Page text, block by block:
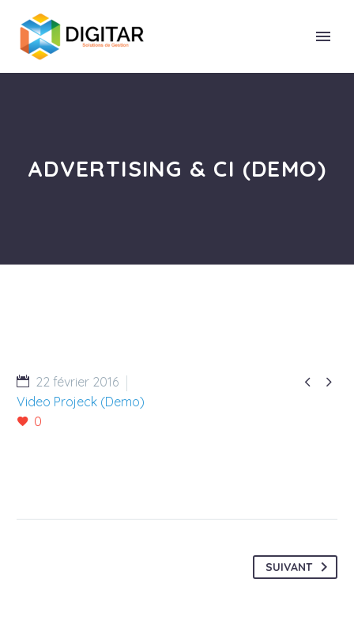
ADVERTISING & CI (DEMO)
 
22 février 2016
Video Projeck (Demo)
0
SUIVANT